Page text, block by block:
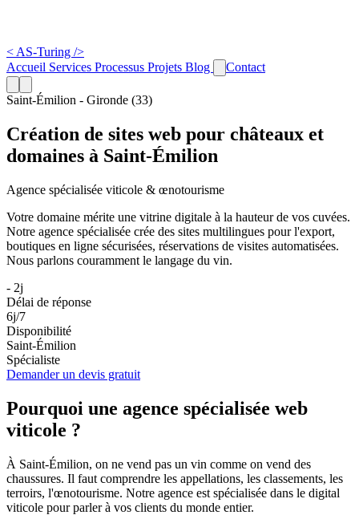
< AS-Turing />
Accueil Services Processus Projets Blog Contact
Saint-Émilion - Gironde (33)
Création de sites web pour châteaux et
domaines à Saint-Émilion
Agence spécialisée viticole & œnotourisme
Votre domaine mérite une vitrine digitale à la hauteur de vos cuvées.
Notre agence spécialisée crée des sites multilingues pour l'export,
boutiques en ligne sécurisées, réservations de visites automatisées.
Nous parlons couramment le langage du vin.
- 2j
Délai de réponse
6j/7
Disponibilité
Saint-Émilion
Spécialiste
Demander un devis gratuit
Pourquoi une agence spécialisée web
viticole ?
À Saint-Émilion, on ne vend pas un vin comme on vend des
chaussures. Il faut comprendre les appellations, les classements, les
terroirs, l'œnotourisme. Notre agence est spécialisée dans le digital
viticole pour parler à vos clients du monde entier.